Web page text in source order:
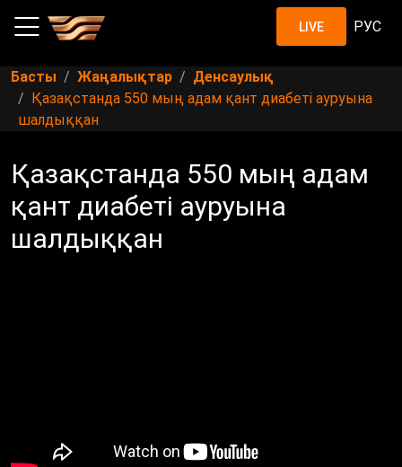
LIVE РУС
Басты Жаңалықтар
Денсаулық
Қазақстанда 550 мың адам қант диабеті ауруына
шалдыққан
Қазақстанда 550 мың адам
қант диабеті ауруына
шалдыққан